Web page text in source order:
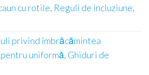
cu rotile, Reguli de incluziune,
privind îmbrăcămintea
uniformă, Ghiduri de